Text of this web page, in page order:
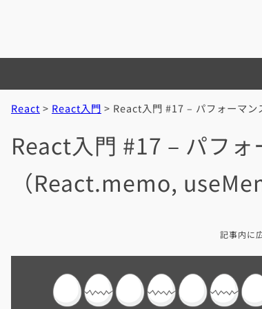
ス
ッ
プReact > React入門 > React入門 #17 – パフォーマ
React入門 #17 – パフ
（React.memo,
記事内に